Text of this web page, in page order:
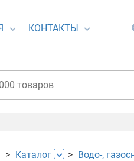
КОНТАКТЫ
Каталог Водо-,